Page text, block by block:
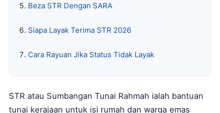
Beza STR Dengan SARA
Siapa Layak Terima STR 2026
Cara Rayuan Jika Status Tidak Layak
STR atau Sumbangan Tunai Rahmah ialah bantuan
tunai kerajaan untuk isi rumah dan warga emas